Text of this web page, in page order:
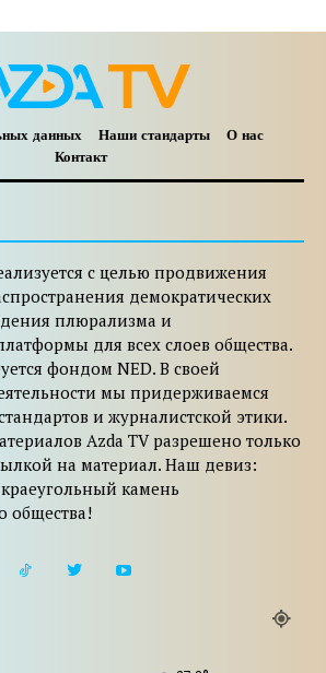
данных Наши стандарты
О нас
Контакт
с целью продвижения
демократических
плюрализма и
для всех слоев общества.
фондом NED. В своей
мы придерживаемся
и журналистской этики.
Azda TV разрешено только
на материал. Наш девиз:
камень
общества!